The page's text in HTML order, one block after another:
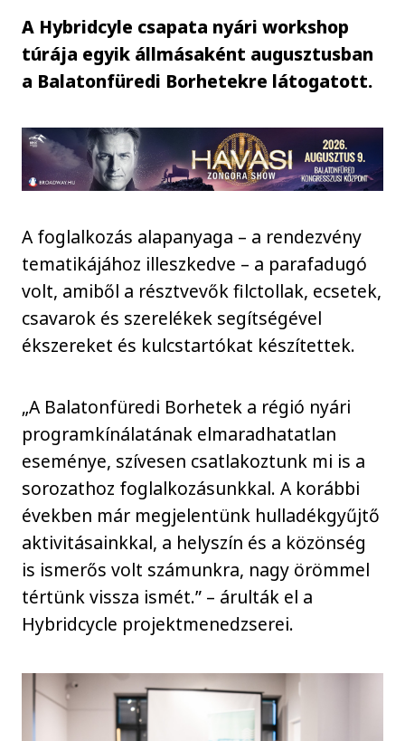
A Hybridcyle csapata nyári workshop
túrája egyik állmásaként augusztusban
a Balatonfüredi Borhetekre látogatott.
A foglalkozás alapanyaga – a rendezvény
tematikájához illeszkedve – a parafadugó
volt, amiből a résztvevők filctollak, ecsetek,
csavarok és szerelékek segítségével
ékszereket és kulcstartókat készítettek.
„A Balatonfüredi Borhetek a régió nyári
programkínálatának elmaradhatatlan
eseménye, szívesen csatlakoztunk mi is a
sorozathoz foglalkozásunkkal. A korábbi
években már megjelentünk hulladékgyűjtő
aktivitásainkkal, a helyszín és a közönség
is ismerős volt számunkra, nagy örömmel
tértünk vissza ismét.” – árulták el a
Hybridcycle projektmenedzserei.